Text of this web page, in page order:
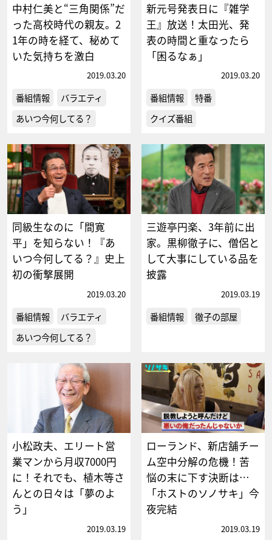
中村仁美と“三角関係”だ
った高校時代の親友。2
1年の時を経て、秘めて
いた気持ちを激白
2019.03.20
番組情報
バラエティ
あいつ今何してる？
新元号発表日に『雑学
王』放送！太田光、発
表の時間と重なったら
「困るなぁ」
2019.03.20
番組情報
特番
クイズ番組
同級生なのに「間寛
平」を知らない！『あ
いつ今何してる？』史上
初の衝撃展開
2019.03.20
番組情報
バラエティ
あいつ今何してる？
三遊亭円楽、3年前に出
家。黒柳徹子に、僧侶と
して大事にしている品を
披露
2019.03.19
番組情報 徹子の部屋
小松政夫、エリート営
業マンから月収7000円
に！それでも、植木等さ
んとの日々は「夢のよ
う」
2019.03.19
ローランド、新店舗チー
ム空中分解の危機！苦
悩の末に下す決断は…
「ホストのソノサキ」今
夜完結
2019.03.19